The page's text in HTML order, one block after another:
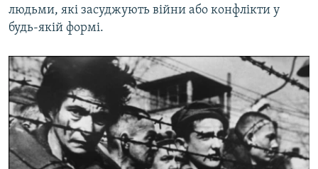
людьми, які засуджують війни або конфлікти у
будь-якій формі.